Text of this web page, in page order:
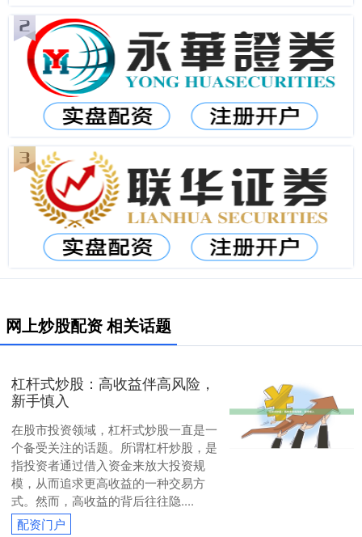
网上炒股配资 相关话题
杠杆式炒股：高收益伴高风险，
新手慎入
在股市投资领域，杠杆式炒股一直是一
个备受关注的话题。所谓杠杆炒股，是
指投资者通过借入资金来放大投资规
模，从而追求更高收益的一种交易方
式。然而，高收益的背后往往隐....
配资门户